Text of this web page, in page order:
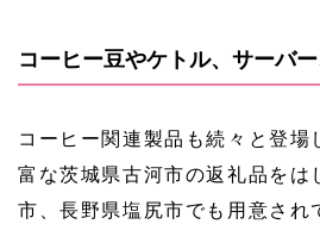
コーヒー豆やケトル、サーバ
コーヒー関連製品も続々と登場
富な茨城県古河市の返礼品をは
市、長野県塩尻市でも用意され